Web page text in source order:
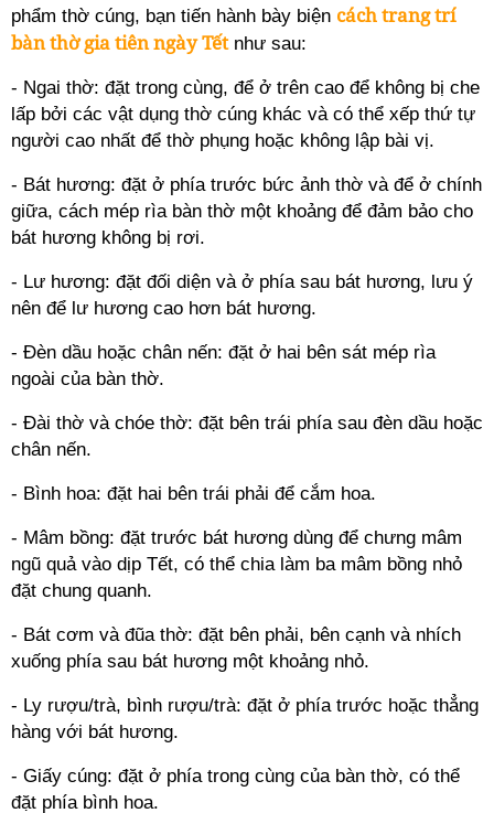
phẩm thờ cúng, bạn tiến hành bày biện cách trang trí
bàn thờ gia tiên ngày Tếtnhư sau:
- Ngai thờ: đặt trong cùng, để ở trên cao để không bị che
lấp bởi các vật dụng thờ cúng khác và có thể xếp thứ tự
người cao nhất để thờ phụng hoặc không lập bài vị.
- Bát hương: đặt ở phía trước bức ảnh thờ và để ở chính
giữa, cách mép rìa bàn thờ một khoảng để đảm bảo cho
bát hương không bị rơi.
- Lư hương: đặt đối diện và ở phía sau bát hương, lưu ý
nên để lư hương cao hơn bát hương.
- Đèn dầu hoặc chân nến: đặt ở hai bên sát mép rìa
ngoài của bàn thờ.
- Đài thờ và chóe thờ: đặt bên trái phía sau đèn dầu hoặc
chân nến.
- Bình hoa: đặt hai bên trái phải để cắm hoa.
- Mâm bồng: đặt trước bát hương dùng để chưng mâm
ngũ quả vào dịp Tết, có thể chia làm ba mâm bồng nhỏ
đặt chung quanh.
- Bát cơm và đũa thờ: đặt bên phải, bên cạnh và nhích
xuống phía sau bát hương một khoảng nhỏ.
- Ly rượu/trà, bình rượu/trà: đặt ở phía trước hoặc thẳng
hàng với bát hương.
- Giấy cúng: đặt ở phía trong cùng của bàn thờ, có thể
đặt phía bình hoa.